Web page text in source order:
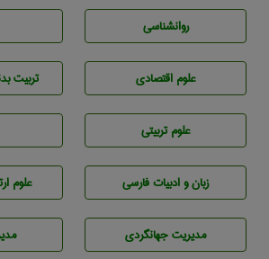
روانشناسی
علوم اقتصادی تربيت
علوم تربيتی
زبان و ادبيات فارسی علوم
مديريت جهانگردی